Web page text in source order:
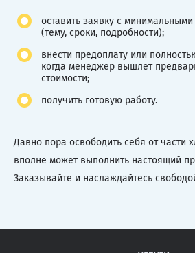
оставить заявку с
(тему, сроки, подробности);
внести предоплату или
когда менеджер вышлет
стоимости;
получить готовую работу.
Давно пора освободить себя от части
вполне может выполнить настоящий
Заказывайте и наслаждайтесь